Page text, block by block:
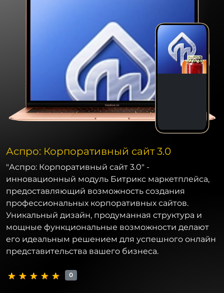
Аспро: Корпоративный сайт 3.0
"Аспро: Корпоративный сайт 3.0" -
инновационный модуль Битрикс маркетплейса,
предоставляющий возможность создания
профессиональных корпоративных сайтов.
Уникальный дизайн, продуманная структура и
мощные функциональные возможности делают
его идеальным решением для успешного онлайн
представительства вашего бизнеса.
0